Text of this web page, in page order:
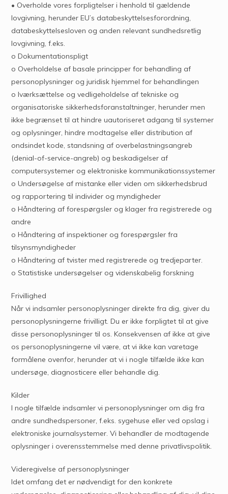
• Overholde vores forpligtelser i henhold til gældende
lovgivning, herunder EU’s databeskyttelsesforordning,
databeskyttelsesloven og anden relevant sundhedsretlig
lovgivning, f.eks.
o Dokumentationspligt
o Overholdelse af basale principper for behandling af
personoplysninger og juridisk hjemmel for behandlingen
o Iværksættelse og vedligeholdelse af tekniske og
organisatoriske sikkerhedsforanstaltninger, herunder men
ikke begrænset til at hindre uautoriseret adgang til systemer
og oplysninger, hindre modtagelse eller distribution af
ondsindet kode, standsning af overbelastningsangreb
(denial-of-service-angreb) og beskadigelser af
computersystemer og elektroniske kommunikationssystemer
o Undersøgelse af mistanke eller viden om sikkerhedsbrud
og rapportering til individer og myndigheder
o Håndtering af forespørgsler og klager fra registrerede og
andre
o Håndtering af inspektioner og forespørgsler fra
tilsynsmyndigheder
o Håndtering af tvister med registrerede og tredjeparter.
o Statistiske undersøgelser og videnskabelig forskning
Frivillighed
Når vi indsamler personoplysninger direkte fra dig, giver du
personoplysningerne frivilligt. Du er ikke forpligtet til at give
disse personoplysninger til os. Konsekvensen af ikke at give
os personoplysningerne vil være, at vi ikke kan varetage
formålene ovenfor, herunder at vi i nogle tilfælde ikke kan
undersøge, diagnosticere eller behandle dig.
Kilder
I nogle tilfælde indsamler vi personoplysninger om dig fra
andre sundhedspersoner, f.eks. sygehuse eller ved opslag i
elektroniske journalsystemer. Vi behandler de modtagende
oplysninger i overensstemmelse med denne privatlivspolitik.
Videregivelse af personoplysninger
Idet omfang det er nødvendigt for den konkrete